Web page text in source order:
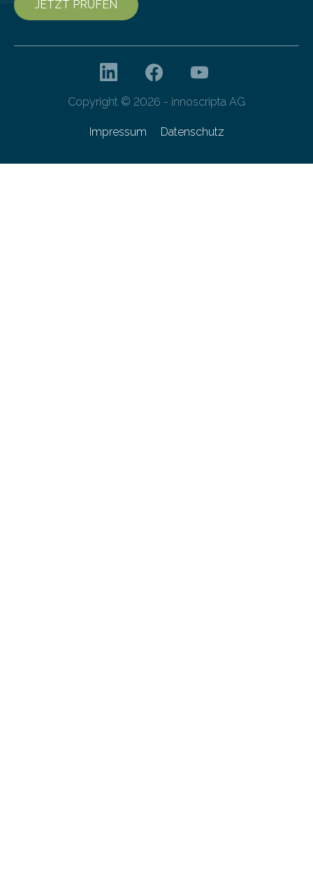
JETZT PRÜFEN
Copyright © 2026 - innoscripta AG
Impressum Datenschutz